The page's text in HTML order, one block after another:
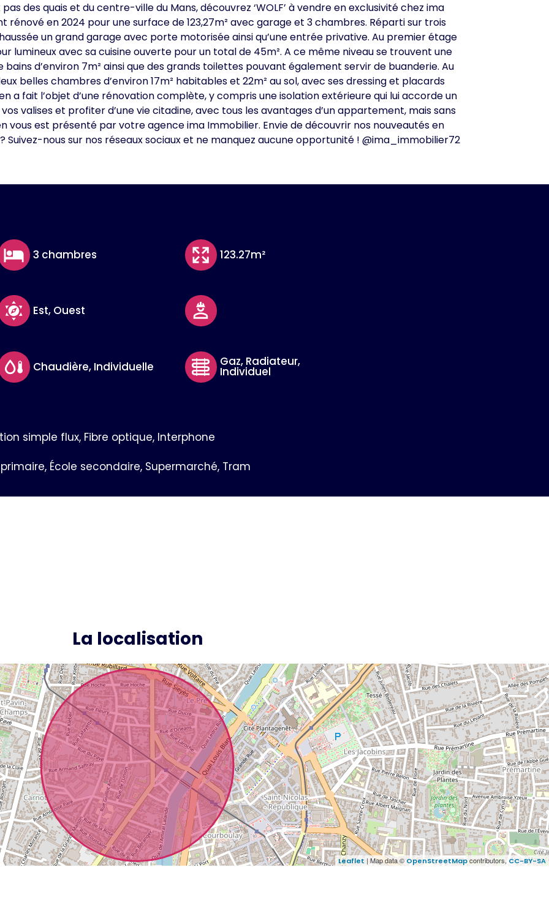
des quais et du centre-ville du Mans, découvrez ‘WOLF’ à vendre en exclusivité chez ima
en 2024 pour une surface de 123,27m² avec garage et 3 chambres. Réparti sur trois
un grand garage avec porte motorisée ainsi qu’une entrée privative. Au premier étage
lumineux avec sa cuisine ouverte pour un total de 45m². A ce même niveau se trouvent une
bains d’environ 7m² ainsi que des grands toilettes pouvant également servir de buanderie. Au
belles chambres d’environ 17m² habitables et 22m² au sol, avec ses dressing et placards
a fait l’objet d’une rénovation complète, y compris une isolation extérieure qui lui accorde un
vos valises et profiter d’une vie citadine, avec tous les avantages d’un appartement, mais sans
vous est présenté par votre agence ima Immobilier. Envie de découvrir nos nouveautés en
nous sur nos réseaux sociaux et ne manquez aucune opportunité ! @ima_immobilier72
3 chambres 123.27m²
Est, Ouest
Chaudière, Individuelle Gaz, Radiateur,
Individuel
simple flux, Fibre optique, Interphone
École secondaire, Supermarché, Tram
La localisation
Leaflet | Map data © OpenStreetMapcontributors,CC-BY-SA